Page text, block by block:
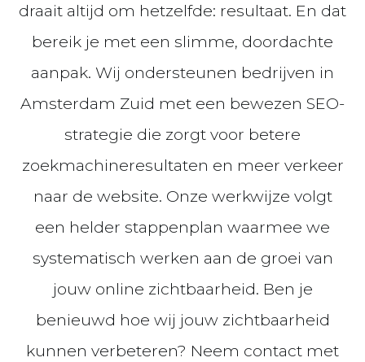
draait altijd om hetzelfde: resultaat. En dat
bereik je met een slimme, doordachte
aanpak. Wij ondersteunen bedrijven in
Amsterdam Zuid met een bewezen SEO-
strategie die zorgt voor betere
zoekmachineresultaten en meer verkeer
naar de website. Onze werkwijze volgt
een helder stappenplan waarmee we
systematisch werken aan de groei van
jouw online zichtbaarheid. Ben je
benieuwd hoe wij jouw zichtbaarheid
kunnen verbeteren? Neem contact met